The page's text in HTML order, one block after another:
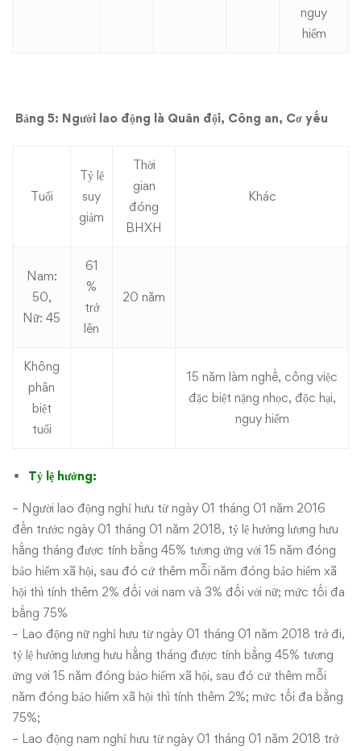
nguy
hiểm
Bảng 5: Người lao động là Quân đội, Công an, Cơ yếu
Tuổi
Tỷ lệ
suy
giảm
Thời
gian
đóng
BHXH
Khác
Nam:
50,
Nữ: 45
61
%
trở
lên
20 năm
Không
phân
biệt
tuổi
15 năm làm nghề, công việc
đặc biệt nặng nhọc, độc hại,
nguy hiểm
Tỷ lệ hưởng:
– Người lao động nghỉ hưu từ ngày 01 tháng 01 năm 2016
đến trước ngày 01 tháng 01 năm 2018, tỷ lệ hưởng lương hưu
hằng tháng được tính bằng 45% tương ứng với 15 năm đóng
bảo hiểm xã hội, sau đó cứ thêm mỗi năm đóng bảo hiểm xã
hội thì tính thêm 2% đối với nam và 3% đối với nữ; mức tối đa
bằng 75%
– Lao động nữ nghỉ hưu từ ngày 01 tháng 01 năm 2018 trở đi,
tỷ lệ hưởng lương hưu hằng tháng được tính bằng 45% tương
ứng với 15 năm đóng bảo hiểm xã hội, sau đó cứ thêm mỗi
năm đóng bảo hiểm xã hội thì tính thêm 2%; mức tối đa bằng
75%;
– Lao động nam nghỉ hưu từ ngày 01 tháng 01 năm 2018 trở